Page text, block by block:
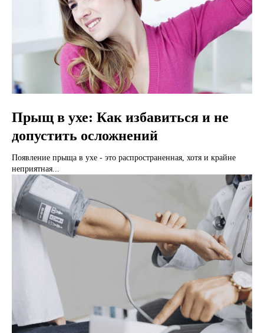
Прыщ в ухе: Как избавиться и не
допустить осложнений
Появление прыща в ухе - это распространенная, хотя и крайне
неприятная...